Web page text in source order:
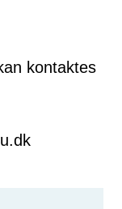
kontaktes